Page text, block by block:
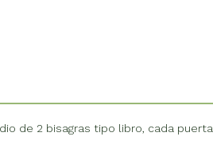
de 2 bisagras tipo libro, cada puerta